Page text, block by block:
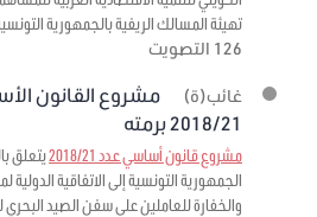
تهيئة المسالك الريفية بالجمهورية
126 التصويت
غائب(ة)
مشروع القانون
2018/21 برمته
مشروع قانون أساسي عدد 2018/21
يتعلق
الجمهورية التونسية إلى الاتفاقية الدولية
والخفارة للعاملين على سفن الصيد البحري